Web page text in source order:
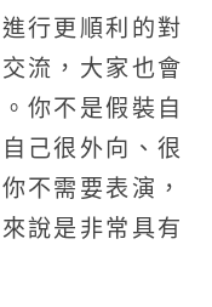
行更順利的對
流，大家也會
你不是假裝自
己很外向、很
不需要表演，
說是非常具有